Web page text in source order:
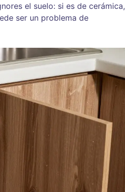
el suelo: si es de cerámica,
ser un problema de